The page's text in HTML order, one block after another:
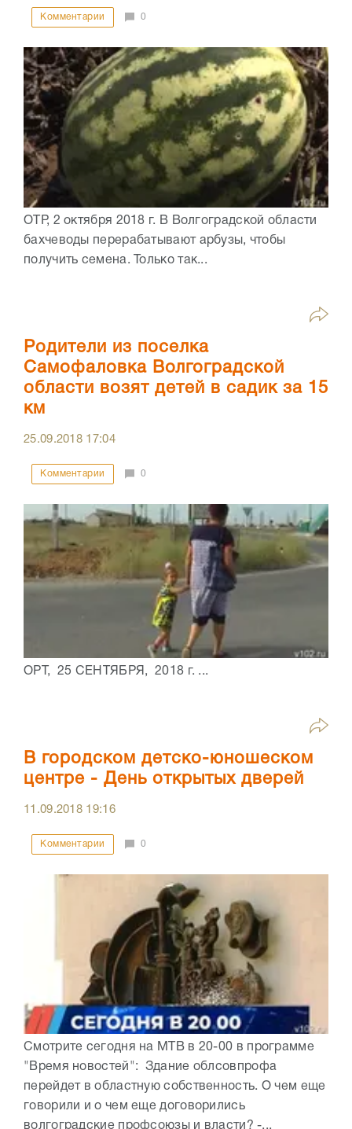
Комментарии 0
ОТР, 2 октября 2018 г. В Волгоградской области
бахчеводы перерабатывают арбузы, чтобы
получить семена. Только так...
Родители из поселка
Самофаловка Волгоградской
области возят детей в садик за 15
км
25.09.2018 17:04
Комментарии 0
ОРТ, 25 СЕНТЯБРЯ, 2018 г. ...
В городском детско-юношеском
центре - День открытых дверей
11.09.2018 19:16
Комментарии 0
Смотрите сегодня на МТВ в 20-00 в программе
"Время новостей": Здание облсовпрофа
перейдет в областную собственность. О чем еще
говорили и о чем еще договорились
волгоградские профсоюзы и власти? -...